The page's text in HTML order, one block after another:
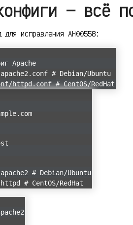
— всё
исправления AH00558:
Apache
# Debian/Ubuntu
httpd.conf # CentOS/RedHat
# Debian/Ubuntu
# CentOS/RedHat